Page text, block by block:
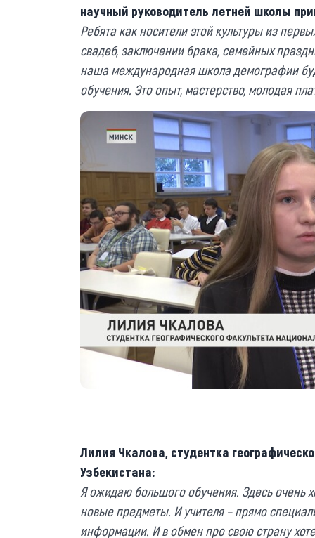
научный руководитель летней школы
Ребята как носители этой культуры из
свадеб, заключении брака, семейных
наша международная школа демографии
обучения. Это опыт, мастерство, молодая
Лилия Чкалова, студентка
Узбекистана:
Я ожидаю большого обучения. Здесь очень
новые предметы. И учителя – прямо
информации. И в обмен про свою страну